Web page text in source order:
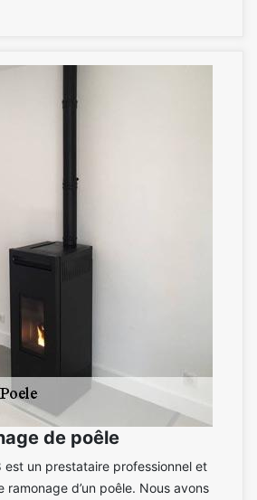
de poêle
est un prestataire professionnel et
d’un poêle. Nous avons